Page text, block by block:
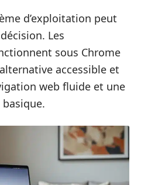
d’exploitation peut
Les
sous Chrome
accessible et
web fluide et une